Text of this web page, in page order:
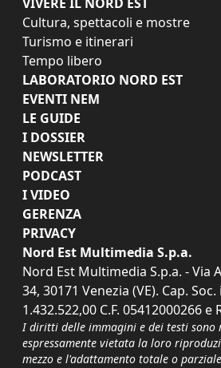
Cultura, spettacoli e mostre
Turismo e itinerari
Tempo libero
LABORATORIO NORD EST
EVENTI NEM
LE GUIDE
I DOSSIER
NEWSLETTER
PODCAST
I VIDEO
GERENZA
PRIVACY
Nord Est Multimedia S.p.a.
Nord Est Multimedia S.p.a. - Via
34, 30171 Venezia (VE). Cap. Soc.
1.432.522,00 C.F. 05412000266 e
I diritti delle immagini e dei testi sono
espressamente vietata la loro
mezzo e l'adattamento totale o